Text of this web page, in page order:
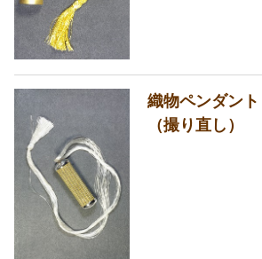
織物ペンダン
（撮り直し）